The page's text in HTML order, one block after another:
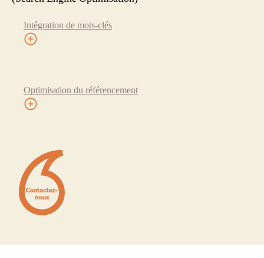
Intégration de mots-clés
Optimisation du référencement